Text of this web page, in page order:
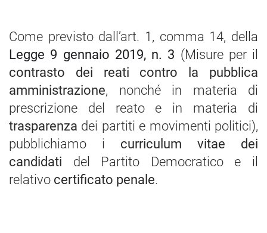
Come previsto dall’art. 1, comma 14, della
Legge 9 gennaio 2019, n. 3 (Misure per il
contrasto dei reati contro la pubblica
amministrazione, nonché in materia di
prescrizione del reato e in materia di
trasparenza dei partiti e movimenti politici),
pubblichiamo i curriculum vitae dei
candidati del Partito Democratico e il
relativo certificato penale.